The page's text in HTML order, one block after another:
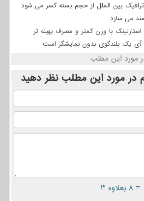
ترافیک بین الملل از حجم بسته کسر می شود
می سازد
با وزن کمتر و مصرف بهینه تر
آی یک بلندگوی بدون نمایشگر است
مورد این مطلب
در مورد این مطلب نظر دهید
= ۸ بعلاوه ۳